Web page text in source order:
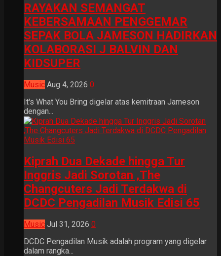
RAYAKAN SEMANGAT
KEBERSAMAAN PENGGEMAR
SEPAK BOLA JAMESON HADIRKAN
KOLABORASI J BALVIN DAN
KIDSUPER
Music Aug 4, 2026 0
It's What You Bring digelar atas kemitraan Jameson
dengan...
Kiprah Dua Dekade hingga Tur
Inggris Jadi Sorotan ,The
Changcuters Jadi Terdakwa di
DCDC Pengadilan Musik Edisi 65
Music Jul 31, 2026 0
DCDC Pengadilan Musik adalah program yang digelar
dalam rangka...